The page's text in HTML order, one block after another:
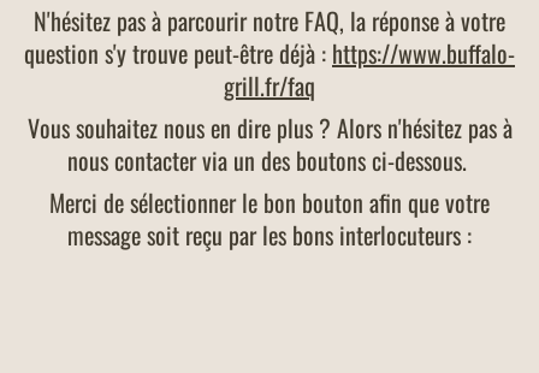
N'hésitez pas à parcourir notre FAQ, la réponse à votre
question s'y trouve peut-être déjà : https://www.buffalo-
grill.fr/faq
Vous souhaitez nous en dire plus ? Alors n'hésitez pas à
nous contacter via un des boutons ci-dessous.
Merci de sélectionner le bon bouton afin que votre
message soit reçu par les bons interlocuteurs :